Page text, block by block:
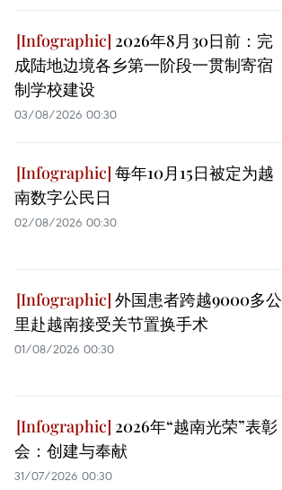
2026年8月30日前：完
成陆地边境各乡第一阶段一贯制寄宿
制学校建设
03/08/2026 00:30
每年10月15日被定为越
南数字公民日
02/08/2026 00:30
外国患者跨越9000多公
里赴越南接受关节置换手术
01/08/2026 00:30
2026年“越南光荣”表彰
会：创建与奉献
31/07/2026 00:30